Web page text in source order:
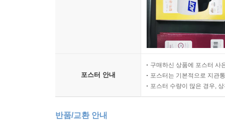
포스터 안내
구매하신 상품에 포스터 사
포스터는 기본적으로 지관
포스터 수량이 많은 경우,
반품/교환 안내